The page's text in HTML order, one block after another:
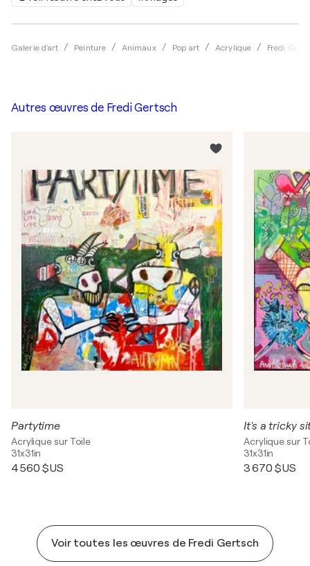
Galerie d'art Peinture Animaux Pop art Acrylique Fredi
Autres œuvres de Fredi Gertsch
Partytime
Acrylique sur Toile
31x31in
4 560 $US
It's a tricky
Acrylique sur
31x31in
3 670 $US
Voir toutes les œuvres de Fredi Gertsch